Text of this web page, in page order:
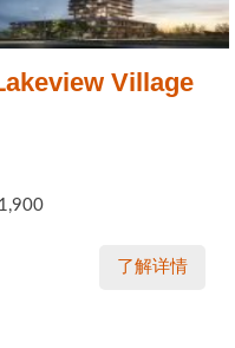
Village
了解详情